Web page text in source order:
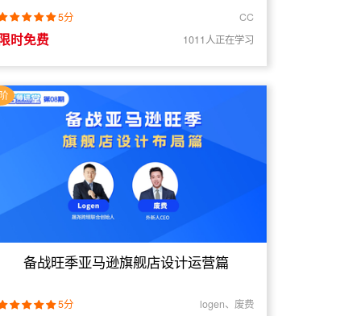
5分 CC
时免费 1011人正在学习
备战旺季亚马逊旗舰店设计运营篇
5分 logen、废费